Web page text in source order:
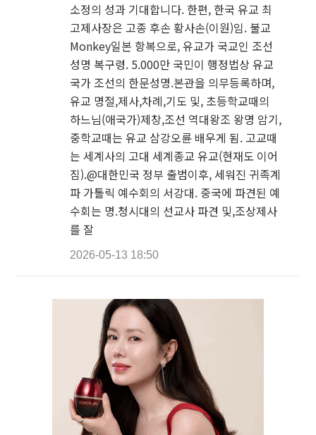
소정의 성과 기대합니다. 한편, 한국 유교 최
고제사장은 고종 후손 황사손(이원)임. 불교
Monkey일본 항복으로, 유교가 국교인 조선
성명 복구령. 5.000만 국민이 행정법상 유교
국가 조선의 한문성명.본관을 의무등록하며,
유교 명절,제사,차례,기도 및, 초등학교때의
하느님(애국가)제창,조선 역대왕조 왕명 암기,
중학교때는 유교 삼강오륜 배우게 됨. 고교때
는 세계사의 고대 세계종교 유교(현재도 이어
짐).@대한민국 정부 출범이후, 세워진 귀족계
파 가톨릭 예수회의 서강대. 중국에 파견된 예
수회는 명.청시대의 선교사 파견 및,조상제사
를 잘
2026-05-13 18:50